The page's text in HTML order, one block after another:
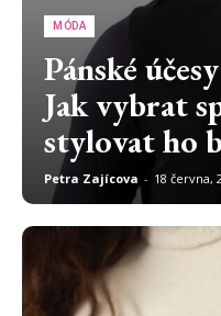
MÓDA
Pánské
Jak vybrat
stylovat ho
Petra Zajícova - 18 června,